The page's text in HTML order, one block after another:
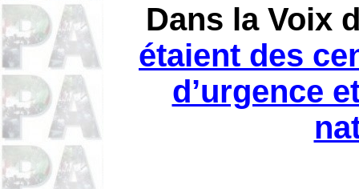
Dans la Voix
étaient des
d’urgence